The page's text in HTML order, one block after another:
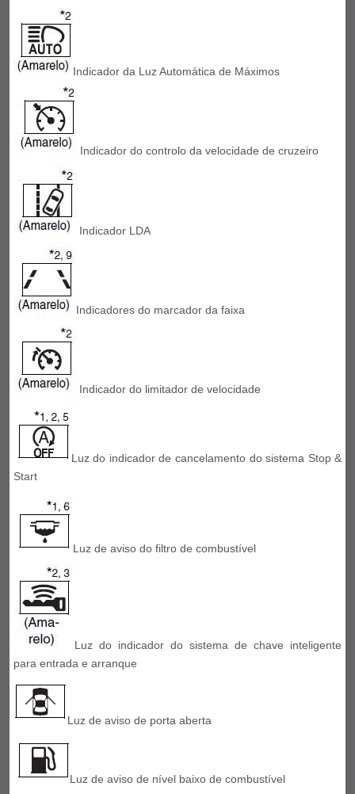
Indicador da Luz Automática de Máximos
Indicador do controlo da velocidade de cruzeiro
Indicador LDA
Indicadores do marcador da faixa
Indicador do limitador de velocidade
Luz do indicador de cancelamento do sistema Stop &
Start
Luz de aviso do filtro de combustível
Luz do indicador do sistema de chave inteligente
para entrada e arranque
Luz de aviso de porta aberta
Luz de aviso de nível baixo de combustível